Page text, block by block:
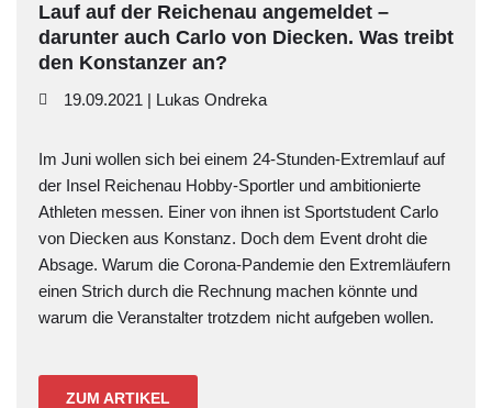
Lauf auf der Reichenau angemeldet –
darunter auch Carlo von Diecken. Was treibt
den Konstanzer an?
19.09.2021 | Lukas Ondreka
Im Juni wollen sich bei einem 24-Stunden-Extremlauf auf
der Insel Reichenau Hobby-Sportler und ambitionierte
Athleten messen. Einer von ihnen ist Sportstudent Carlo
von Diecken aus Konstanz. Doch dem Event droht die
Absage. Warum die Corona-Pandemie den Extremläufern
einen Strich durch die Rechnung machen könnte und
warum die Veranstalter trotzdem nicht aufgeben wollen.
ZUM ARTIKEL